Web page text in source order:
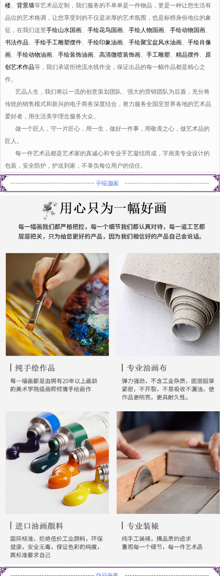
楼、 背景墙等艺术品定制，我们服务的不单单是一件物品，更是一种让您生活有
品位的艺术格调，让您享受到的不仅是浓厚的艺术氛围，也是标榜身份地位的象
征，在我们这里手绘山水国画、 手绘花鸟国画、 手绘人物国画、 手绘动物国画、
书法作品、 手绘手工雕塑摆件、 手绘印象油画、 手绘聚宝盆风水油画、 手绘肖像
画、 手绘动物油画、 手绘装饰油画、 高清微喷装饰画、 手工雕塑、 精品摆件、 原
创艺术作品等，我们承诺拒绝流水线作业，保证出品的每一幅作品都是精心之
作。
艺品人生，我们将以一流的创意策划团队、强大的营销团队为后盾，充分将
传统的销售模式和新兴的电子商务深度结合，努力服务全国至世界各地的艺术品
爱好者，用生活美学理念服务大众。
做一个匠人，守一片匠心，用一生，做好一件事，用敬畏之心，做艺术品的
匠人。
每一件艺术品都是艺术家的真诚心和专业手艺凝结而成，字画美专业设计的
包装，安全防护，护送到家，不辜负每位用户的信任。